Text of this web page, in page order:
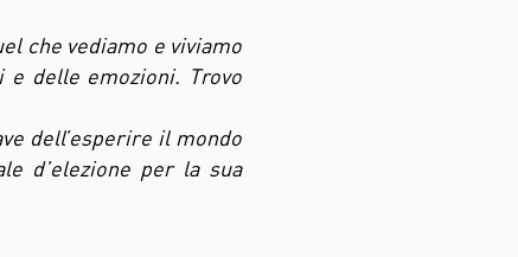
che vediamo e viviamo
delle emozioni. Trovo
dell’esperire il mondo
d’elezione per la sua